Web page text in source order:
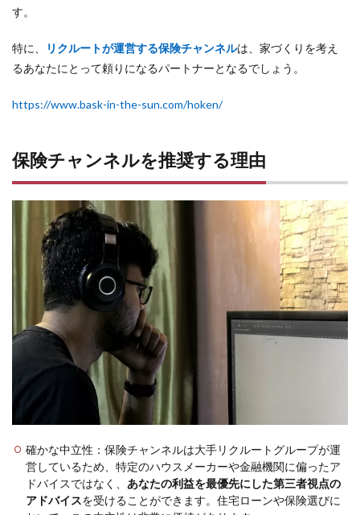
す。
特に、 リクルートが運営する保険チャンネルは、家づくりを考え
るあなたにとって頼りになるパートナーとなるでしょう。
https://www.bask-in-the-sun.com/hoken/
保険チャンネルを推奨する理由
確かな中立性 ：保険チャンネルは大手リクルートグループが運
営しているため、特定のハウスメーカーや金融機関に偏ったア
ドバイスではなく、 あなたの利益を最優先にした第三者視点の
アドバイスを受けることができます。住宅ローンや保険選びに